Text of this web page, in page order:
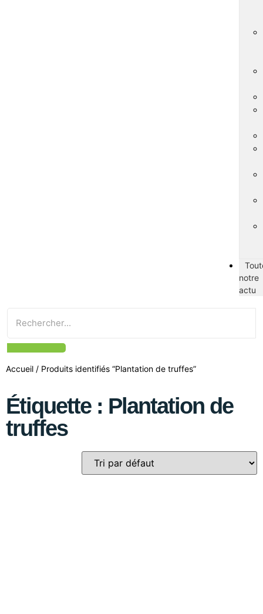
notre
actu
Accueil / Produits identifiés “Plantation de truffes”
Étiquette : Plantation de
truffes